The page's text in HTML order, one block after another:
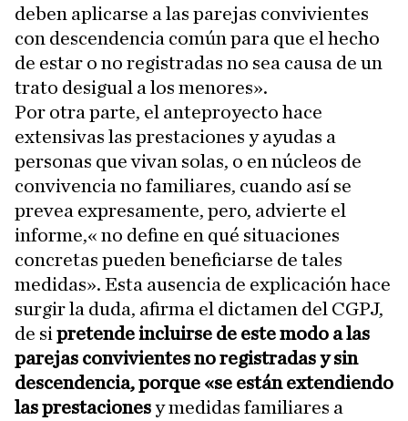
deben aplicarse a las parejas convivientes
con descendencia común para que el hecho
de estar o no registradas no sea causa de un
trato desigual a los menores».
Por otra parte, el anteproyecto hace
extensivas las prestaciones y ayudas a
personas que vivan solas, o en núcleos de
convivencia no familiares, cuando así se
prevea expresamente, pero, advierte el
informe,« no define en qué situaciones
concretas pueden beneficiarse de tales
medidas». Esta ausencia de explicación hace
surgir la duda, afirma el dictamen del CGPJ,
de si pretende incluirse de este modo a las
parejas convivientes no registradas y sin
descendencia, porque «se están extendiendo
las prestacionesy medidas familiares a